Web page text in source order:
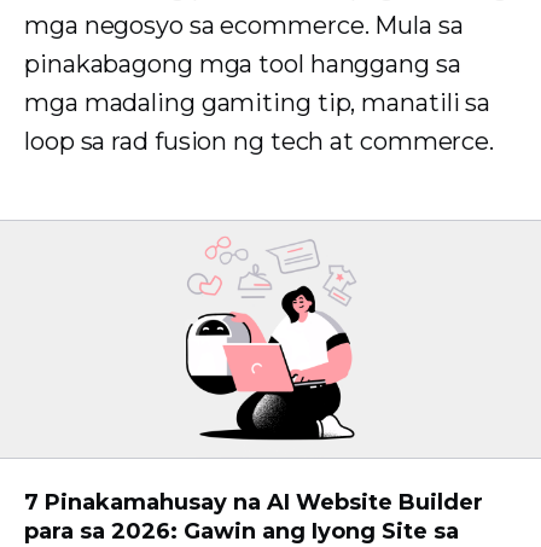
mga negosyo sa ecommerce. Mula sa
pinakabagong mga tool hanggang sa
mga madaling gamiting tip, manatili sa
loop sa rad fusion ng tech at commerce.
7 Pinakamahusay na AI Website Builder
para sa 2026: Gawin ang Iyong Site sa